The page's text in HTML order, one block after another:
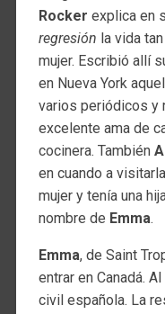
Rocker explica en
regresión la vida
mujer. Escribió allí
en Nueva York
varios periódicos y
excelente ama de
cocinera. También
en cuando a
mujer y tenía una
nombre de Emma.
Emma, de Saint
entrar en Canadá.
civil española. La